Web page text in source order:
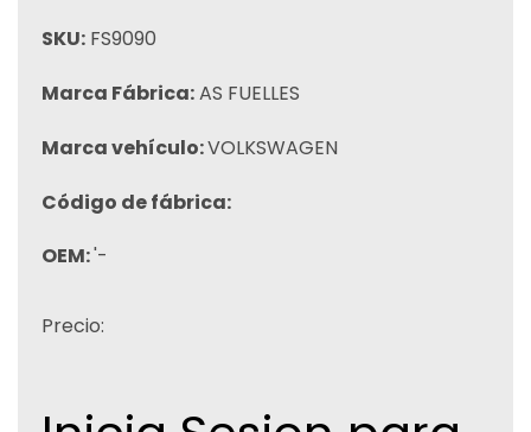
SKU: FS9090
Marca Fábrica:AS FUELLES
Marca vehículo:VOLKSWAGEN
Código de fábrica:
OEM:'-
Precio: